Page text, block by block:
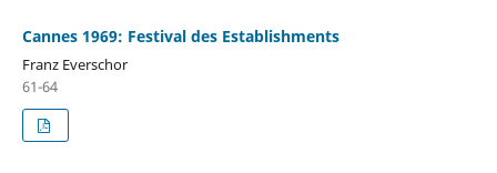
Cannes 1969: Festival des Establishments
Franz Everschor
61-64